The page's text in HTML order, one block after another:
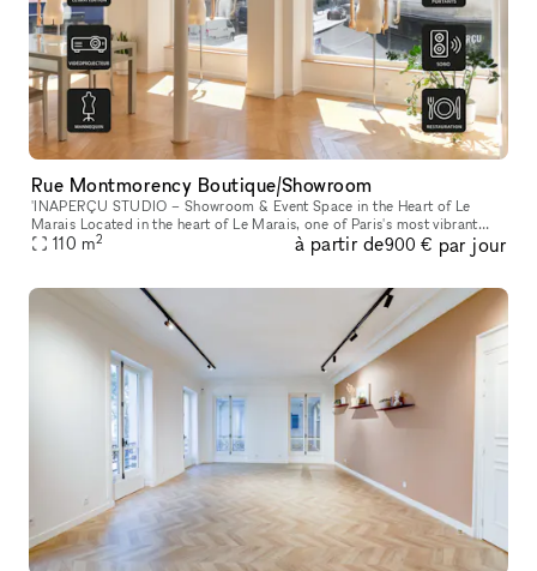
Rue Montmorency Boutique/Showroom
'INAPERÇU STUDIO – Showroom & Event Space in the Heart of Le
Marais Located in the heart of Le Marais, one of Paris's most vibrant
and sought-after neighborhoods, L'INAPERÇU STUDIO is a versatile ve
110 m2 à partir de900 € par jour